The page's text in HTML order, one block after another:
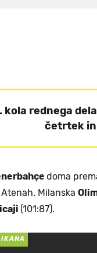
kola rednega
četrtek
doma
Milanska
(101:87).